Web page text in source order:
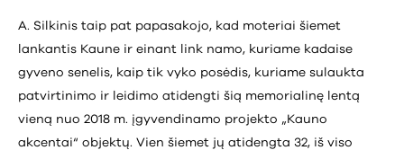
A. Silkinis taip pat papasakojo, kad moteriai šiemet
lankantis Kaune ir einant link namo, kuriame kadaise
gyveno senelis, kaip tik vyko posėdis, kuriame sulaukta
patvirtinimo ir leidimo atidengti šią memorialinę lentą
vieną nuo 2018 m. įgyvendinamo projekto „Kauno
akcentai“ objektų. Vien šiemet jų atidengta 32, iš viso